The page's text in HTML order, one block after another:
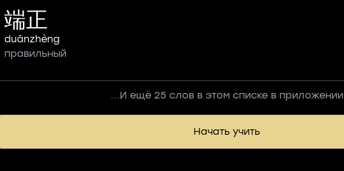
端正
duānzhèng
правильный
...И ещё 25 слов в этом списке в приложении
Начать учить